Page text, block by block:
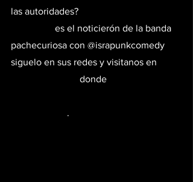
las autoridades?
es el noticierón de la banda
pachecuriosa con @israpunkcomedy
siguelo en sus redes y visitanos en
donde
.